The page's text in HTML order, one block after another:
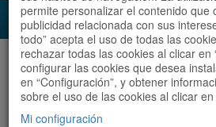
Audioruta Todas las rutas
Todas las rutas
permite personalizar el contenido que
publicidad relacionada con sus
todo” acepta el uso de todas las
rechazar todas las cookies al clicar en
configurar las cookies que desea
en “Configuración”, y obtener
sobre el uso de las cookies al clicar
Mi configuración